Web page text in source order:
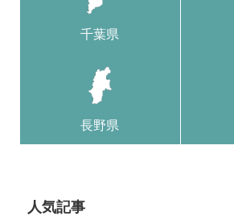
千葉県
長野県
人気記事